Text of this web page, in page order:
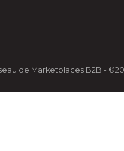
de Marketplaces B2B -